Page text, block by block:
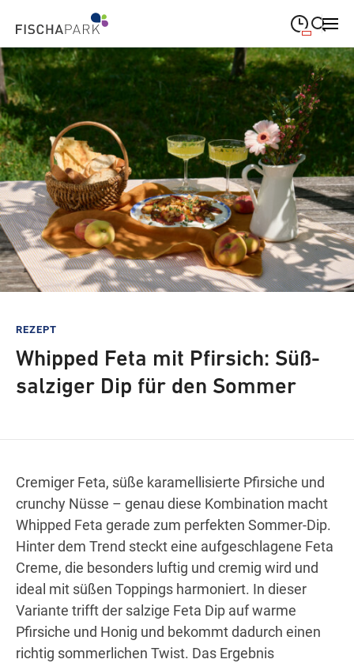
Suche schließen
Montag
MONTAG 09:00 —19:00
Dienstag
DIENSTAG 09:00—19:00
Mittwoch
MITTWOCH 09:00—19:00
Donnerstag
DONNERSTAG 09:00—19:00
Freitag
FREITAG 09:00—19:00
Samstag
SAMSTAG 09:00—18:00
REZEPT
Whipped Feta mit Pfirsich: Süß-
salziger Dip für den Sommer
Cremiger Feta, süße karamellisierte Pfirsiche und
crunchy Nüsse – genau diese Kombination macht
Whipped Feta gerade zum perfekten Sommer-Dip.
Hinter dem Trend steckt eine aufgeschlagene Feta
Creme, die besonders luftig und cremig wird und
ideal mit süßen Toppings harmoniert. In dieser
Variante trifft der salzige Feta Dip auf warme
Pfirsiche und Honig und bekommt dadurch einen
richtig sommerlichen Twist. Das Ergebnis